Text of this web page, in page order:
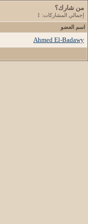
من شارك؟
إجمالي المشاركات: 1
اسم العضو
Ahmed El-Badawy